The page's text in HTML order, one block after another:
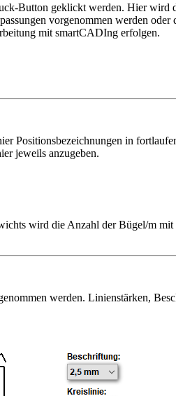
Button geklickt werden. Hier wird
vorgenommen werden
mit smartCADIng erfolgen.
Positionsbezeichnungen in
jeweils anzugeben.
wird die Anzahl der Bügel/m
werden. Linienstärken,